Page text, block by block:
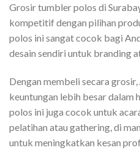
Grosir tumbler polos di
kompetitif dengan pilihan
polos ini sangat cocok bagi
desain sendiri untuk branding
Dengan membeli secara
keuntungan lebih besar dalam
polos ini juga cocok untuk
pelatihan atau gathering, di
untuk meningkatkan kesan